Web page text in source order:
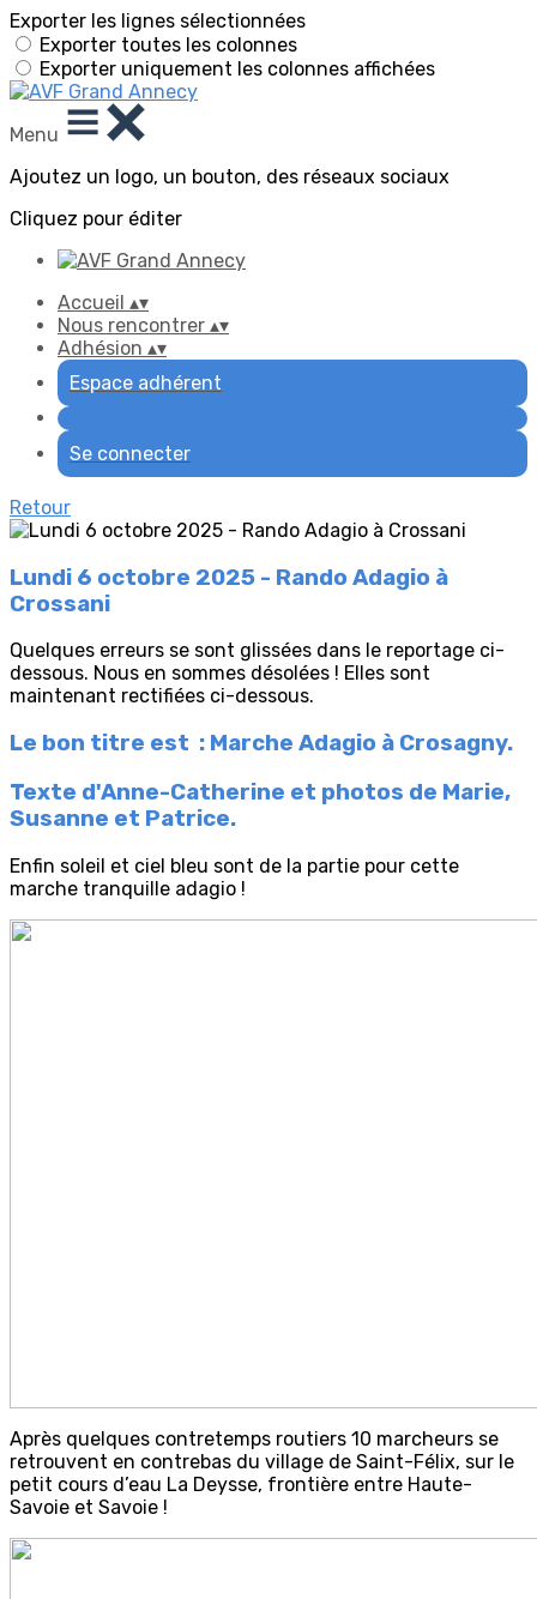
Exporter les lignes sélectionnées
Exporter toutes les colonnes
Exporter uniquement les colonnes affichées
Menu
Ajoutez un logo, un bouton, des réseaux sociaux
Cliquez pour éditer
Accueil ▴▾
Nous rencontrer ▴▾
Adhésion ▴▾
Espace adhérent
Se connecter
Retour
Lundi 6 octobre 2025 - Rando Adagio à
Crossani
Quelques erreurs se sont glissées dans le reportage ci-
dessous. Nous en sommes désolées ! Elles sont
maintenant rectifiées ci-dessous.
Le bon titre est : Marche Adagio à Crosagny.
Texte d'Anne-Catherine et photos de Marie,
Susanne et Patrice.
Enfin soleil et ciel bleu sont de la partie pour cette
marche tranquille adagio !
Après quelques contretemps routiers 10 marcheurs se
retrouvent en contrebas du village de Saint-Félix, sur le
petit cours d’eau La Deysse, frontière entre Haute-
Savoie et Savoie !